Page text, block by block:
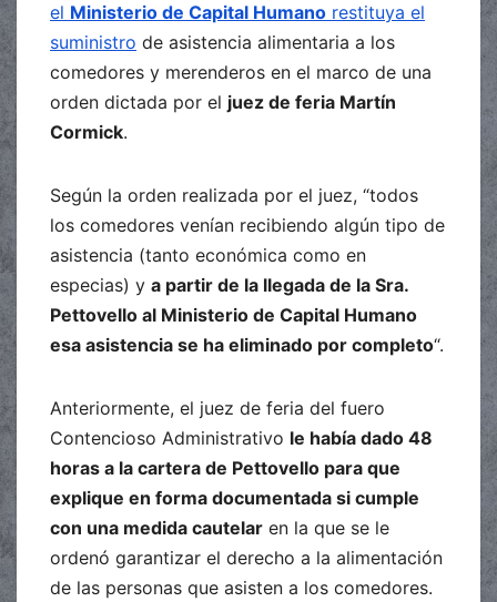
el Ministerio de Capital Humano restituya el
suministro de asistencia alimentaria a los
comedores y merenderos en el marco de una
orden dictada por el juez de feria Martín
Cormick.
Según la orden realizada por el juez, “todos
los comedores venían recibiendo algún tipo de
asistencia (tanto económica como en
especias) y a partir de la llegada de la Sra.
Pettovello al Ministerio de Capital Humano
esa asistencia se ha eliminado por completo“.
Anteriormente, el juez de feria del fuero
Contencioso Administrativo le había dado 48
horas a la cartera de Pettovello para que
explique en forma documentada si cumple
con una medida cautelar en la que se le
ordenó garantizar el derecho a la alimentación
de las personas que asisten a los comedores.